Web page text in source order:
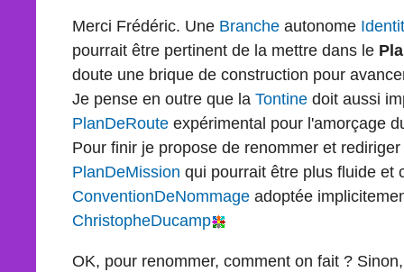
Merci Frédéric. Une Branche autonome
pourrait être pertinent de la mettre dans le
doute une brique de construction pour
Je pense en outre que la Tontine doit aussi
PlanDeRoute expérimental pour l'amorçage
Pour finir je propose de renommer et
PlanDeMission qui pourrait être plus fluide et
ConventionDeNommage adoptée
ChristopheDucamp
OK, pour renommer, comment on fait ?